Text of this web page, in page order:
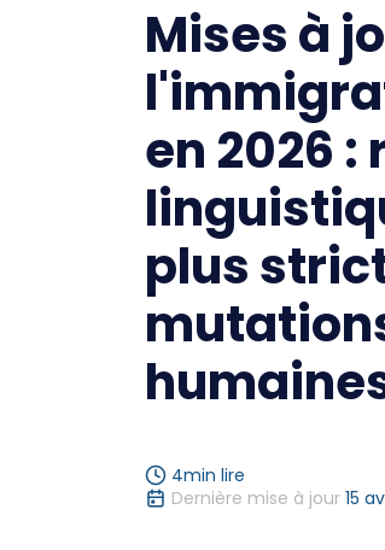
Mises à
en 2026 :
plus
4min lire
Dernière mise à jour 15